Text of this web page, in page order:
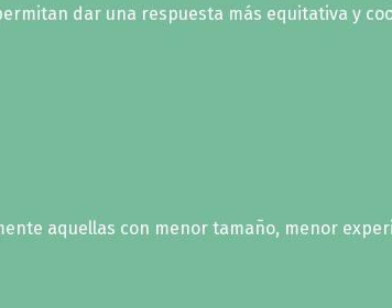
dar una respuesta más equitativa y
aquellas con menor tamaño, menor